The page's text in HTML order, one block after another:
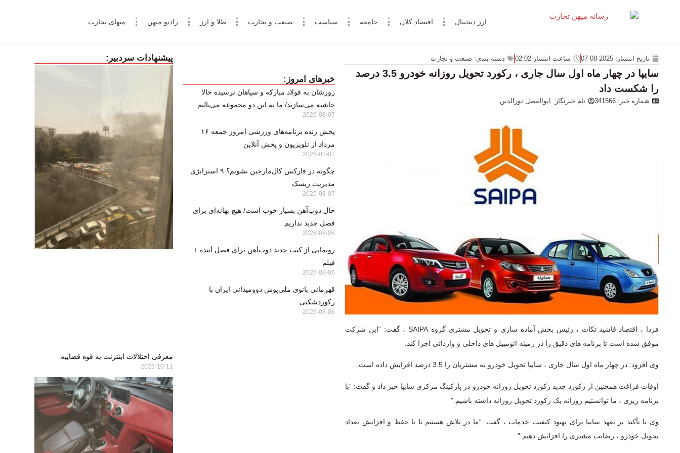
ارز دیجیتال اقتصاد کلان جامعه سیاست صنعت و تجارت طلا و ارز رادیو میهن منهای تجارت
تاریخ انتشار: 2025-08-07 ساعت انتشار 02:02 دسته بندی: صنعت و تجارت
سایپا در چهار ماه اول سال جاری ، رکورد تحویل روزانه خودرو 3.5 درصد
را شکست داد
شماره خبر: 341566 نام خبرنگار: ابوالفضل نورالدین
فردا ، اقتصاد-فاشید تکات ، رئیس بخش آماده سازی و تحویل مشتری گروه SAIPA ، گفت: “این شرکت
موفق شده است تا برنامه های دقیق را در زمینه اتومبیل های داخلی و وارداتی اجرا کند.”
وی افزود: در چهار ماه اول سال جاری ، سایپا تحویل خودرو به مشتریان را 3.5 درصد افزایش داده است.
اوقات فراغت همچنین از رکورد جدید رکورد تحویل روزانه خودرو در پارکینگ مرکزی سایپا خبر داد و گفت: “با
برنامه ریزی ، ما توانستیم روزانه یک رکورد تحویل روزانه داشته باشیم.”
وی با تأکید بر تعهد سایپا برای بهبود کیفیت خدمات ، گفت: “ما در تلاش هستیم تا با حفظ و افزایش تعداد
تحویل خودرو ، رضایت مشتری را افزایش دهیم.”
خبرهای امروز:
زورشان به فولاد مبارکه و سپاهان نرسیده حالا
حاشیه می‌سازند/ ما به این دو مجموعه می‌بالیم
2026-08-07
پخش زنده برنامه‌های ورزشی امروز جمعه ۱۶
مرداد از تلویزیون و پخش آنلاین
2026-08-07
چگونه در فارکس کال‌مارجین نشویم؟ ۹ استراتژی
مدیریت ریسک
2026-08-07
حال ذوب‌آهن بسیار خوب است/ هیچ بهانه‌ای برای
فصل جدید نداریم
2026-08-06
رونمایی از کیت جدید ذوب‌آهن برای فصل آینده +
فیلم
2026-08-06
قهرمانی بانوی ملی‌پوش دوومیدانی ایران با
رکوردشکنی
2026-08-06
پیشنهادات سردبیر:
معرفی اختلالات اینترنت به قوه قضاییه
2025-10-11